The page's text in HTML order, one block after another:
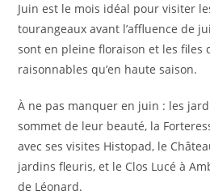
Juin est le mois idéal pour visiter
tourangeaux avant l’affluence de
sont en pleine floraison et les files
raisonnables qu’en haute saison.
À ne pas manquer en juin : les
sommet de leur beauté, la
avec ses visites Histopad, le
jardins fleuris, et le Clos Lucé à
de Léonard.